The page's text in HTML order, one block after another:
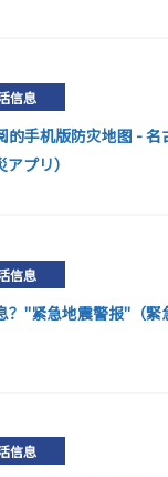
信息
的手机版防灾地图 -
プリ）
信息
？"紧急地震警报"（
信息